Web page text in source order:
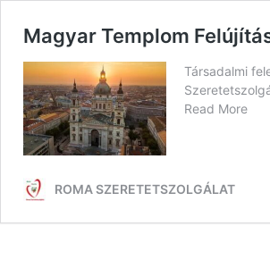
Magyar Templom
Társadalmi
Read More
ROMA SZERETETSZOLGÁLAT